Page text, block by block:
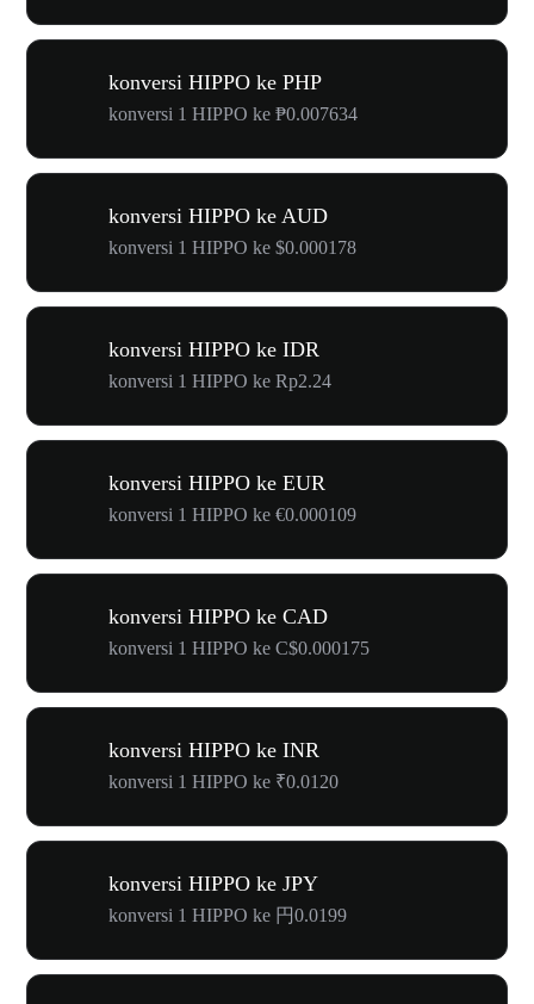
konversi HIPPO ke PHP
konversi 1 HIPPO ke ₱0.007634
konversi HIPPO ke AUD
konversi 1 HIPPO ke $0.000178
konversi HIPPO ke IDR
konversi 1 HIPPO ke Rp2.24
konversi HIPPO ke EUR
konversi 1 HIPPO ke €0.000109
konversi HIPPO ke CAD
konversi 1 HIPPO ke C$0.000175
konversi HIPPO ke INR
konversi 1 HIPPO ke ₹0.0120
konversi HIPPO ke JPY
konversi 1 HIPPO ke 円0.0199